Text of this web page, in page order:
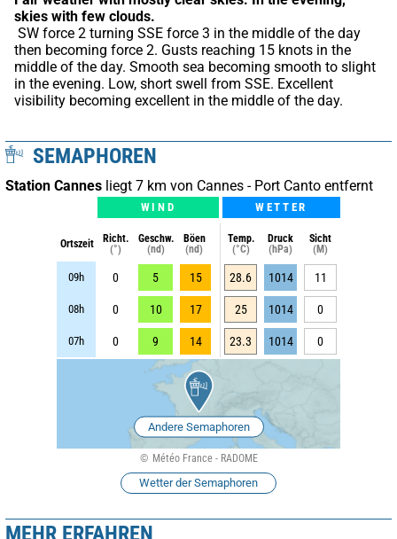
skies with few clouds.
then becoming force 2. Gusts reaching 15 knots in the
middle of the day. Smooth sea becoming smooth to slight
in the evening. Low, short swell from SSE. Excellent
visibility becoming excellent in the middle of the day.
SEMAPHOREN
Station Cannes liegt 7 km von Cannes - Port Canto entfernt
WIND WETTER
Ortszeit
Richt.
(°)
Geschw.
(nd)
Böen
(nd)
Temp.
(°C)
Druck
(hPa)
Sicht
(M)
09h 0 5 15 28.6 1014 11
08h 0 10 17 25 1014 0
07h 0 9 14 23.3 1014 0
Andere Semaphoren
Météo France - RADOME
Wetter der Semaphoren
MEHR ERFAHREN